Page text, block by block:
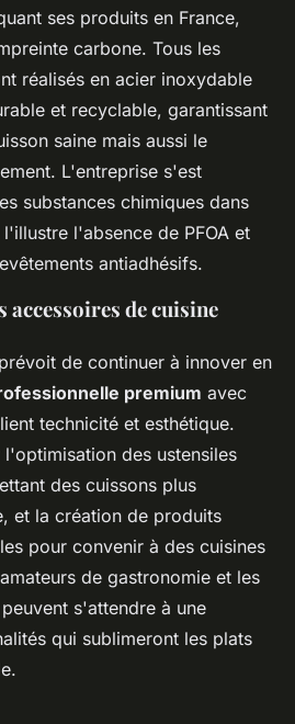
ses produits en France,
carbone. Tous les
réalisés en acier inoxydable
et recyclable, garantissant
saine mais aussi le
L'entreprise s'est
substances chimiques dans
l'absence de PFOA et
antiadhésifs.
de cuisine
de continuer à innover en
premium avec
technicité et esthétique.
des ustensiles
des cuissons plus
et la création de produits
pour convenir à des cuisines
de gastronomie et les
s'attendre à une
qui sublimeront les plats